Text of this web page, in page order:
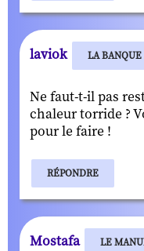
laviok LA
Ne faut-t-il pas
chaleur torride ?
pour le faire !
RÉPONDRE
Mostafa LE